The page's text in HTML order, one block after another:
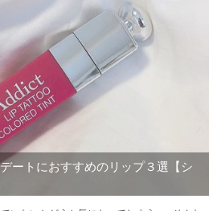
ートにおすすめのリップ３選【シ